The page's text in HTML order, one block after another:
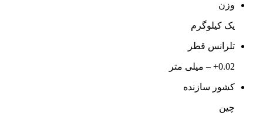
وزن
یک کیلوگرم
تلرانس قطر
0.02+ – میلی متر
کشور سازنده
چین